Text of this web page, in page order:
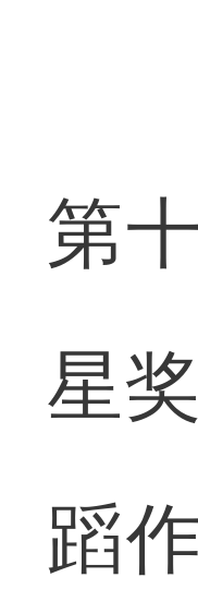
第
星
蹈